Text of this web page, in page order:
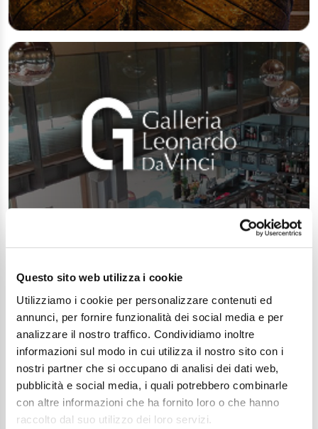
Questo sito web utilizza i cookie
Utilizziamo i cookie per personalizzare contenuti ed
annunci, per fornire funzionalità dei social media e per
analizzare il nostro traffico. Condividiamo inoltre
informazioni sul modo in cui utilizza il nostro sito con i
nostri partner che si occupano di analisi dei dati web,
pubblicità e social media, i quali potrebbero combinarle
con altre informazioni che ha fornito loro o che hanno
raccolto dal suo utilizzo dei loro servizi.